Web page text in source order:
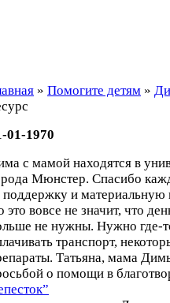
» Помогите детям »
01-1970
с мамой находятся в
Мюнстер. Спасибо
поддержку и
это вовсе не значит, что
не нужны. Нужно где-
транспорт,
Татьяна, мама
о помощи в